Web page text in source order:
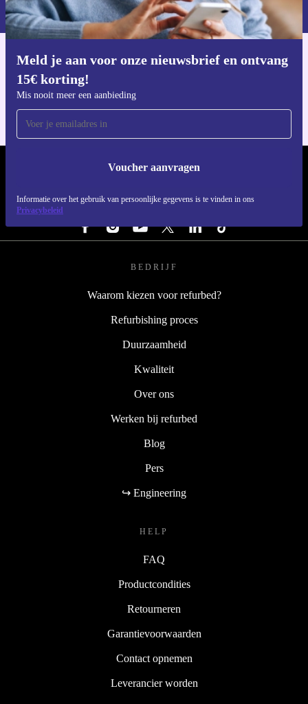
Maak vandaag nog de overstap naar een refurbished
Huawei Nova 10 SE en ervaar het beste van technologie,
betrouwbaarheid én duurzaamheid.
Meld je aan voor onze nieuwsbrief en ontvang
15€ korting!
Mis nooit meer een aanbieding
Voucher aanvragen
Informatie over het gebruik van persoonlijke gegevens is te vinden in ons
Privacybeleid
privacybeleid
Download de refurbed app
REFURBED NEDERLAND - RETHINK NEW.
VOLG ONS
BEDRIJF
Waarom kiezen voor refurbed?
Refurbishing proces
Duurzaamheid
Kwaliteit
Over ons
Werken bij refurbed
Blog
Pers
↪ Engineering
HELP
FAQ
Productcondities
Retourneren
Garantievoorwaarden
Contact opnemen
Leverancier worden